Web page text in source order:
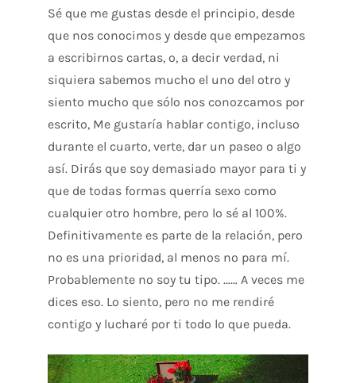
Sé que me gustas desde el principio, desde
que nos conocimos y desde que empezamos
a escribirnos cartas, o, a decir verdad, ni
siquiera sabemos mucho el uno del otro y
siento mucho que sólo nos conozcamos por
escrito, Me gustaría hablar contigo, incluso
durante el cuarto, verte, dar un paseo o algo
así. Dirás que soy demasiado mayor para ti y
que de todas formas querría sexo como
cualquier otro hombre, pero lo sé al 100%.
Definitivamente es parte de la relación, pero
no es una prioridad, al menos no para mí.
Probablemente no soy tu tipo. …… A veces me
dices eso. Lo siento, pero no me rendiré
contigo y lucharé por ti todo lo que pueda.